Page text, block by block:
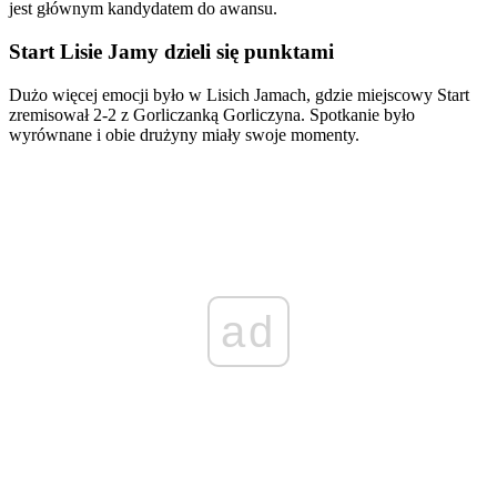
jest głównym kandydatem do awansu.
Start Lisie Jamy dzieli się punktami
Dużo więcej emocji było w Lisich Jamach, gdzie miejscowy Start
zremisował 2-2 z Gorliczanką Gorliczyna. Spotkanie było
wyrównane i obie drużyny miały swoje momenty.
ad